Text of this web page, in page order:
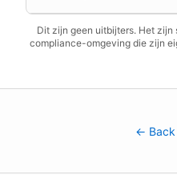
Dit zijn geen uitbijters. Het
compliance-omgeving die zijn
← Back